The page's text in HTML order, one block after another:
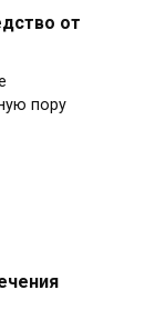
от
пору